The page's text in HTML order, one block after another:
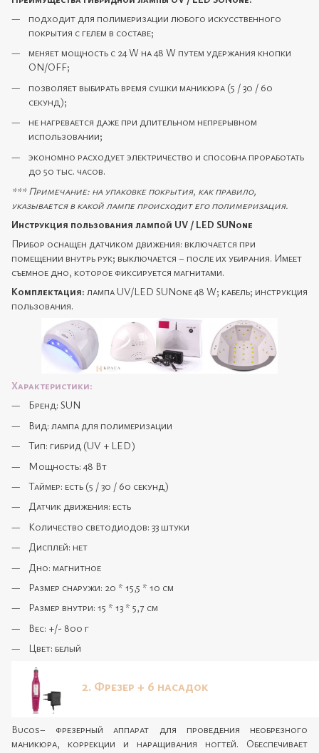
подходит для полимеризации любого искусственного
покрытия с гелем в составе;
меняет мощность с 24 W на 48 W путем удержания кнопки
ON/OFF;
позволяет выбирать время сушки маникюра (5 / 30 / 60
секунд);
не нагревается даже при длительном непрерывном
использовании;
экономно расходует электричество и способна проработать
до 50 тыс. часов.
*** Примечание: на упаковке покрытия, как правило,
указывается в какой лампе происходит его полимеризация.
Инструкция пользования лампой UV / LED SUNone
Прибор оснащен датчиком движения: включается при
помещении внутрь рук; выключается – после их убирания. Имеет
съемное дно, которое фиксируется магнитами.
Комплектация: лампа UV/LED SUNone 48 W; кабель; инструкция
пользования.
Характеристики:
Бренд: SUN
Вид: лампа для полимеризации
Тип: гибрид (UV + LED)
Мощность: 48 Вт
Таймер: есть (5 / 30 / 60 секунд)
Датчик движения: есть
Количество светодиодов: 33 штуки
Дисплей: нет
Дно: магнитное
Размер снаружи: 20 * 15,5 * 10 см
Размер внутри: 15 * 13 * 5,7 см
Вес: +/- 800 г
Цвет: белый
2. Фрезер + 6 насадок
Bucos– фрезерный аппарат для проведения необрезного
маникюра, коррекции и наращивания ногтей. Обеспечивает